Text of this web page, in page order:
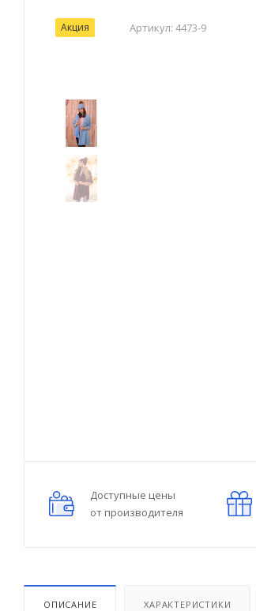
Акция Артикул: 4473-9
Доступные цены
от производителя
ОПИСАНИЕ ХАРАКТЕРИСТИКИ